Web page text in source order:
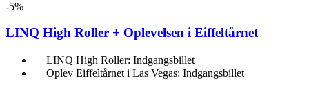
-5%
LINQ High Roller + Oplevelsen i Eiffeltårnet
LINQ High Roller: Indgangsbillet
Oplev Eiffeltårnet i Las Vegas: Indgangsbillet